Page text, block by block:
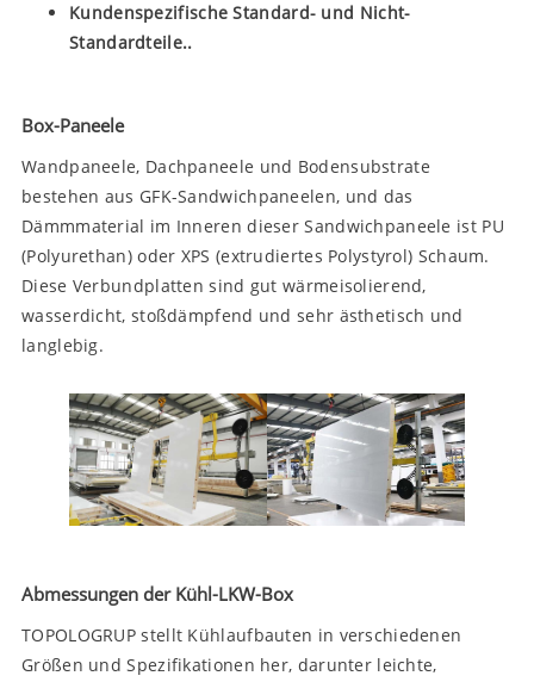
Kundenspezifische Standard- und Nicht-
Standardteile..
Box-Paneele
Wandpaneele, Dachpaneele und Bodensubstrate
bestehen aus GFK-Sandwichpaneelen, und das
Dämmmaterial im Inneren dieser Sandwichpaneele ist PU
(Polyurethan) oder XPS (extrudiertes Polystyrol) Schaum.
Diese Verbundplatten sind gut wärmeisolierend,
wasserdicht, stoßdämpfend und sehr ästhetisch und
langlebig.
Abmessungen der Kühl-LKW-Box
TOPOLOGRUP stellt Kühlaufbauten in verschiedenen
Größen und Spezifikationen her, darunter leichte,